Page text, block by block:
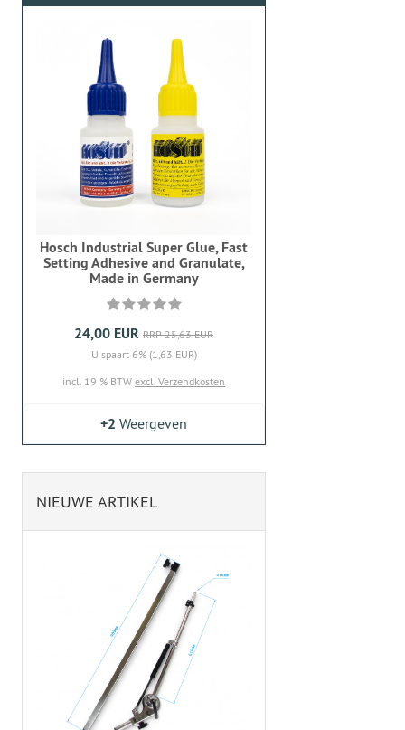
Hosch Industrial Super Glue, Fast
Setting Adhesive and Granulate,
Made in Germany
24,00 EUR RRP 25,63 EUR
U spaart 6% (1,63 EUR)
incl. 19 % BTW excl. Verzendkosten
+2 Weergeven
NIEUWE ARTIKEL